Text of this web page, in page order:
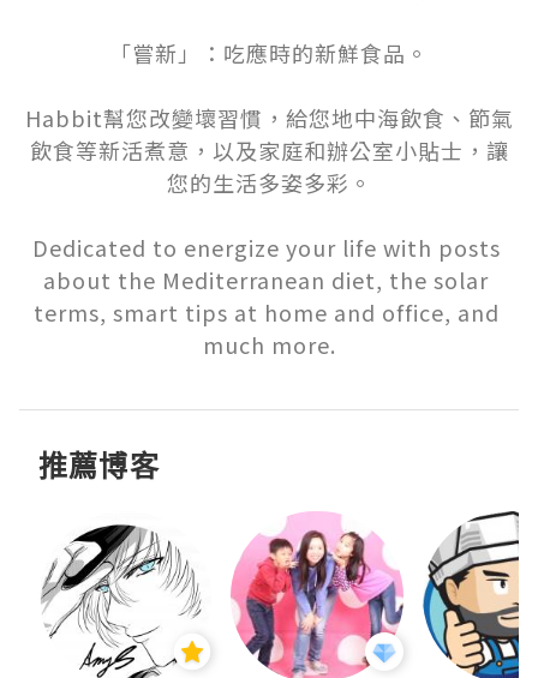
「嘗新」：吃應時的新鮮食品。
Habbit幫您改變壞習慣，給您地中海飲食、節氣
飲食等新活煮意，以及家庭和辦公室小貼士，讓
您的生活多姿多彩。
Dedicated to energize your life with posts
about the Mediterranean diet, the solar
terms, smart tips at home and office, and
much more.
推薦博客